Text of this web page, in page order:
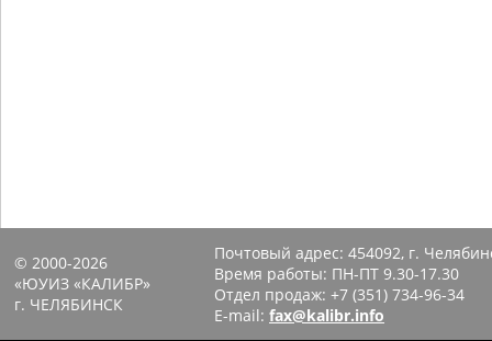
© 2000-2026
«ЮУИЗ «КАЛИБР»
г. ЧЕЛЯБИНСК
Почтовый адрес: 454092, г.
Время работы: ПН-ПТ 9.30-17.30
Отдел продаж: +7 (351) 734-96-34
E-mail: fax@kalibr.info